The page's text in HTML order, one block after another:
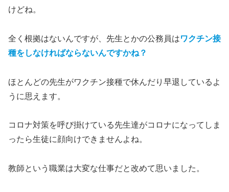
けどね。
全く根拠はないんですが、先生とかの公務員はワクチン接
種をしなければならないんですかね？
ほとんどの先生がワクチン接種で休んだり早退しているよ
うに思えます。
コロナ対策を呼び掛けている先生達がコロナになってしま
ったら生徒に顔向けできませんよね。
教師という職業は大変な仕事だと改めて思いました。